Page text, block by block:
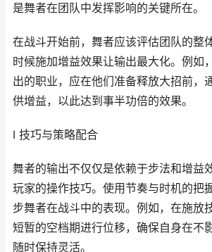
是舞者在团队中发挥影响的关键所在。
在战斗开始前，舞者应该评估团队的整
时候施加增益效果让输出最大化。例如
出的职业，应在他们准备释放大招前，
供增益，以此达到事半功倍的效果。
I 技巧与策略配合
舞者的输出不仅仅是依赖于步法和增益
玩家的操作技巧。使用节奏与时机的把
步舞者在战斗中的表现。例如，在施放
短暂的空档期进行位移，确保自身在不
随时保持灵活。